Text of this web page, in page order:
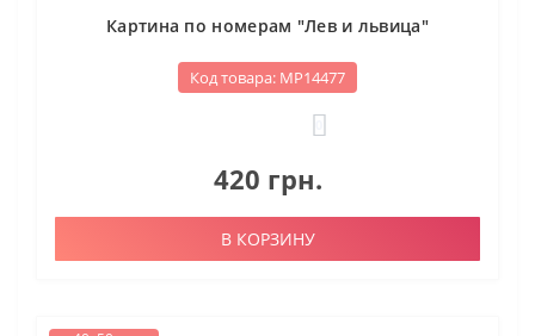
Картина по номерам "Лев и львица"
Код товара: МР14477
420 грн.
В КОРЗИНУ